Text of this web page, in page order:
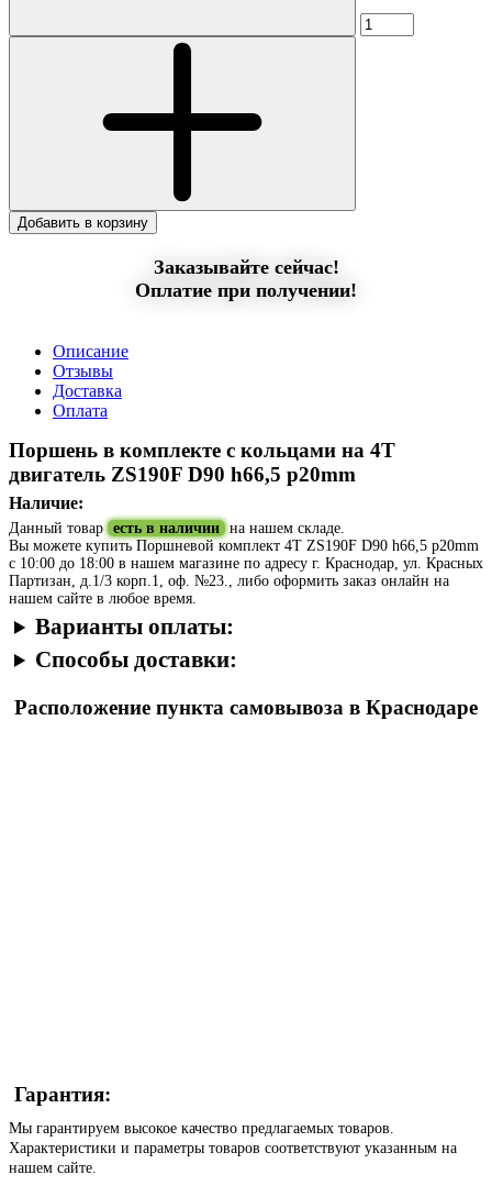
Добавить в корзину
Заказывайте сейчас!
Оплатие при получении!
Описание
Отзывы
Доставка
Оплата
Поршень в комплекте с кольцами на 4Т
двигатель ZS190F D90 h66,5 p20mm
Наличие:
Данный товар есть в наличии на нашем складе.
Вы можете купить Поршневой комплект 4T ZS190F D90 h66,5 p20mm
с 10:00 до 18:00 в нашем магазине по адресу г. Краснодар, ул. Красных
Партизан, д.1/3 корп.1, оф. №23., либо оформить заказ онлайн на
нашем сайте в любое время.
Варианты оплаты:
Способы доставки:
Расположение пункта самовывоза в Краснодаре
Гарантия:
Мы гарантируем высокое качество предлагаемых товаров.
Характеристики и параметры товаров соответствуют указанным на
нашем сайте.